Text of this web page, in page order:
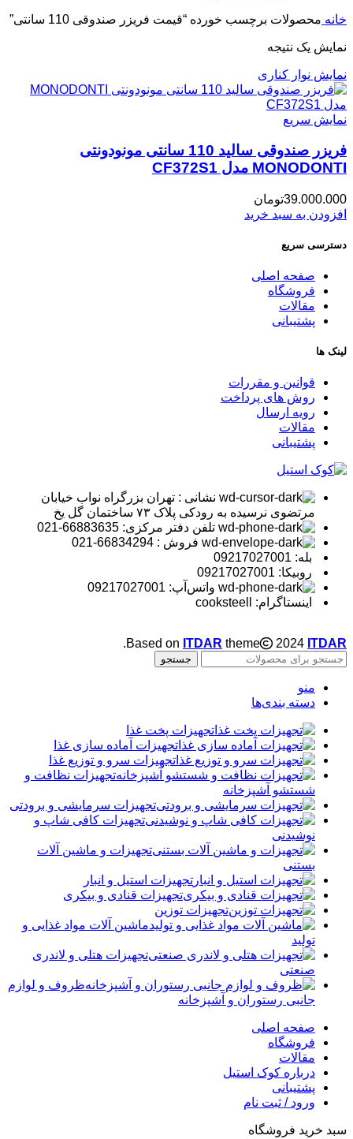
خانه محصولات برچسب خورده “قیمت فریزر صندوقی 110 سانتی”
نمایش یک نتیجه
نمایش نوار کناری
نمایش سریع
فریزر صندوقی سالید 110 سانتی مونودونتی
MONODONTI مدل CF372S1
39.000.000تومان
افزودن به سبد خرید
دسترسی سریع
صفحه اصلی
فروشگاه
مقالات
پشتیبانی
لینک ها
قوانین و مقررات
روش های پرداخت
رویه ارسال
مقالات
پشتیبانی
نشانی : تهران بزرگراه نواب خیابان
مرتضوی نرسیده به رودکی پلاک ۷۳ ساختمان گل یخ
تلفن دفتر مرکزی: 66883635-021
فروش : 66834294-021
بله: 09217027001
روبیکا: 09217027001
واتس‌آپ: 09217027001
اینستاگرام: cooksteell
Based on ITDAR theme 2024 ITDAR
.
جستجو
منو
دسته بندی‌ها
تجهیزات پخت غذا
تجهیزات آماده سازی غذا
تجهیزات سرو و توزیع غذا
تجهیزات نظافت و
شستشو آشپزخانه
تجهیزات سرمایشی و برودتی
تجهیزات کافی شاپ و
نوشیدنی
تجهیزات و ماشین آلات
بستنی
تجهیزات استیل و انبار
تجهیزات قنادی و بیکری
تجهیزات توزین
ماشین آلات مواد غذایی و
تولید
تجهیزات هتلی و لاندری
صنعتی
ظروف و لوازم
جانبی رستوران و آشپزخانه
صفحه اصلی
فروشگاه
مقالات
درباره کوک استیل
پشتیبانی
ورود / ثبت نام
سبد خرید فروشگاه